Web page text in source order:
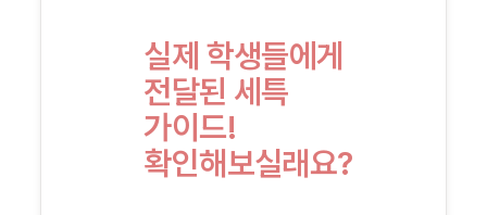
실제 학생들에게
전달된 세특
가이드!
확인해보실래요?